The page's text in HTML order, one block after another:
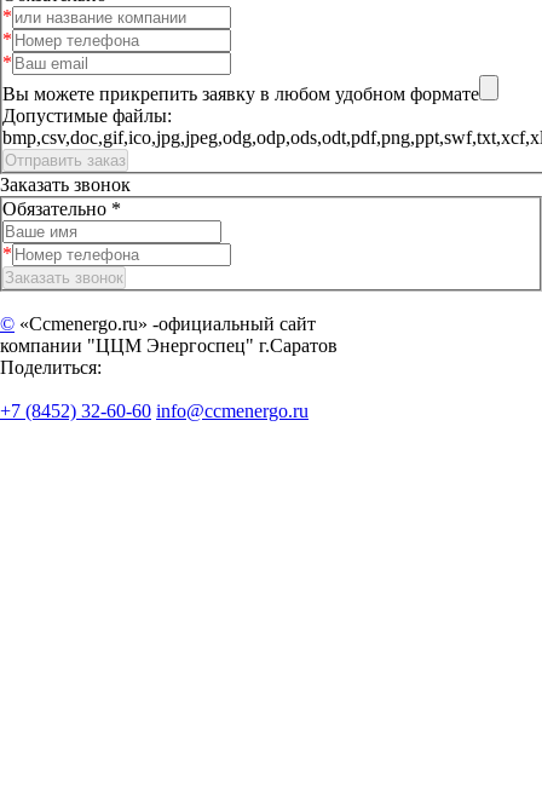
Вы можете прикрепить заявку в любом удобном формате
Допустимые файлы:
Заказать звонок
Обязательно *
© «Ccmenergo.ru» -официальный сайт
компании "ЦЦМ Энергоспец" г.Саратов
Поделиться:
+7 (8452) 32-60-60 info@ccmenergo.ru